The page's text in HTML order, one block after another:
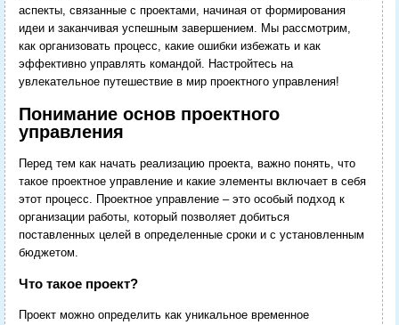
аспекты, связанные с проектами, начиная от формирования
идеи и заканчивая успешным завершением. Мы рассмотрим,
как организовать процесс, какие ошибки избежать и как
эффективно управлять командой. Настройтесь на
увлекательное путешествие в мир проектного управления!
Понимание основ проектного
управления
Перед тем как начать реализацию проекта, важно понять, что
такое проектное управление и какие элементы включает в себя
этот процесс. Проектное управление – это особый подход к
организации работы, который позволяет добиться
поставленных целей в определенные сроки и с установленным
бюджетом.
Что такое проект?
Проект можно определить как уникальное временное